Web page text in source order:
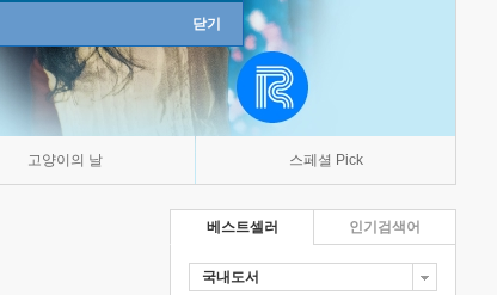
닫기
고양이의 날 스페셜 Pick
베스트셀러
국내도서
인기검색어